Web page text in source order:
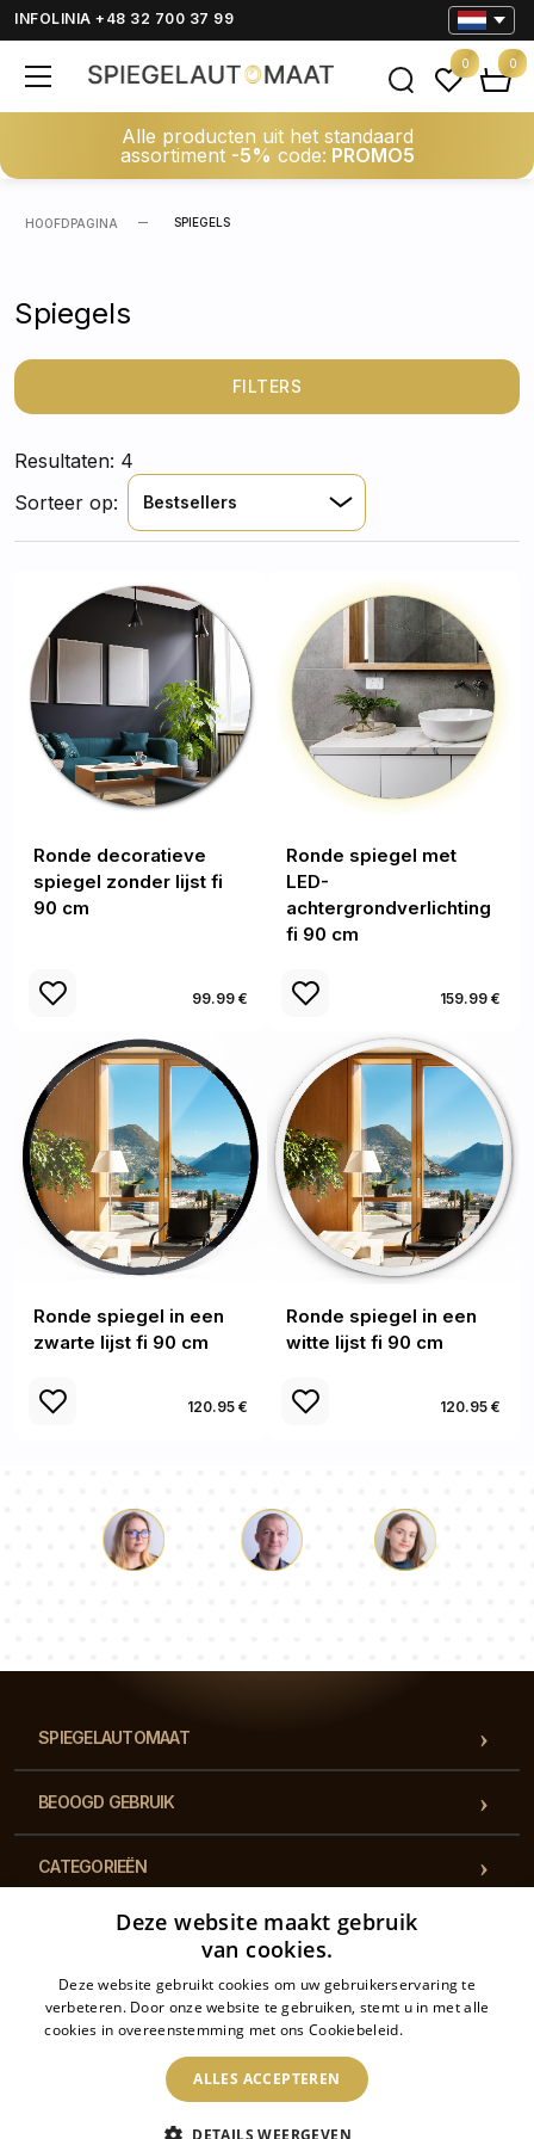
INFOLINIA +48 32 700 37 99
Alle producten uit het standaard
assortiment -5% code: PROMO5
0 0
HOOFDPAGINA SPIEGELS
Spiegels
FILTERS
Resultaten: 4
Sorteer op:
Bestsellers
Ronde decoratieve
spiegel zonder lijst fi
90 cm
99.99 €
Ronde spiegel met
LED-
achtergrondverlichting
fi 90 cm
159.99 €
Ronde spiegel in een
zwarte lijst fi 90 cm
120.95 €
Ronde spiegel in een
witte lijst fi 90 cm
120.95 €
SPIEGELAUTOMAAT
BEOOGD GEBRUIK
CATEGORIEËN
REGELGEVING
CONTACT
Deze website maakt gebruik
van cookies.
Deze website gebruikt cookies om uw gebruikerservaring te
verbeteren. Door onze website te gebruiken, stemt u in met alle
cookies in overeenstemming met ons Cookiebeleid.
ALLES ACCEPTEREN
DETAILS WEERGEVEN